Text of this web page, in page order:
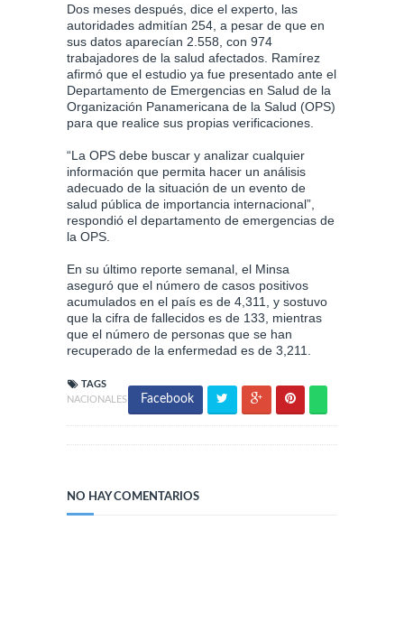
Dos meses después, dice el experto, las
autoridades admitían 254, a pesar de que en
sus datos aparecían 2.558, con 974
trabajadores de la salud afectados. Ramírez
afirmó que el estudio ya fue presentado ante el
Departamento de Emergencias en Salud de la
Organización Panamericana de la Salud (OPS)
para que realice sus propias verificaciones.
“La OPS debe buscar y analizar cualquier
información que permita hacer un análisis
adecuado de la situación de un evento de
salud pública de importancia internacional”,
respondió el departamento de emergencias de
la OPS.
En su último reporte semanal, el Minsa
aseguró que el número de casos positivos
acumulados en el país es de 4,311, y sostuvo
que la cifra de fallecidos es de 133, mientras
que el número de personas que se han
recuperado de la enfermedad es de 3,211.
TAGS
NACIONALES
Facebook
NO HAY COMENTARIOS